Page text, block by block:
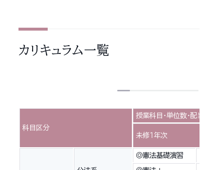
カリキュラム一覧
科目区分
授業科目・単位数・配当年次
未修１年次
◎憲法基礎演習